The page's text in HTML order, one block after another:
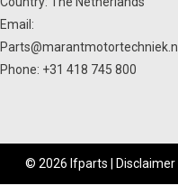
Email:
Parts@marantmotortechniek.nl
Phone: +31 418 745 800
© 2026 Ifparts | Disclaimer|